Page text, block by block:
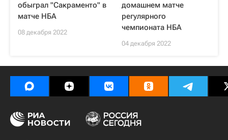
обыграл "Сакраменто" в
матче НБА
08 декабря 2022
домашнем матче
регулярного
чемпионата НБА
04 декабря 2022